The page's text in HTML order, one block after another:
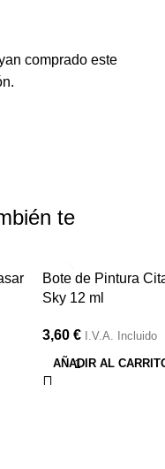
comprado este
te
Bote de Pintura
Sky 12 ml
3,60 € I.V.A. Incluido
AÑADIR AL